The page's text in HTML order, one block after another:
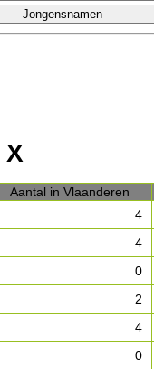
Aantal in Vlaanderen
4
4
0
2
4
0